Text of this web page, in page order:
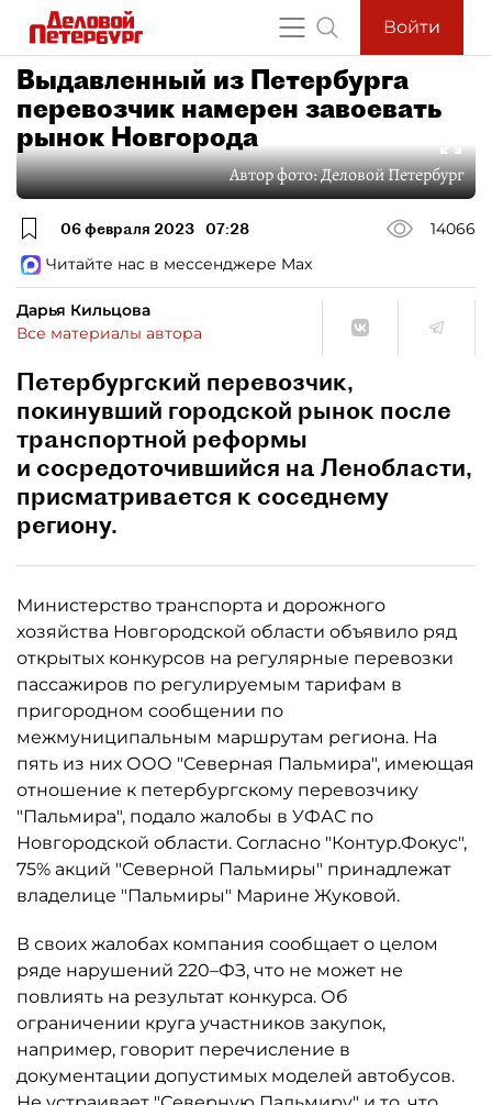
Войти
Выдавленный из Петербурга
перевозчик намерен завоевать
рынок Новгорода
Автор фото:Деловой Петербург
06 февраля 2023 07:28
14066
Читайте нас в мессенджере Max
Дарья Кильцова
Все материалы автора
Петербургский перевозчик,
покинувший городской рынок после
транспортной реформы
и сосредоточившийся на Ленобласти,
присматривается к соседнему
региону.
Министерство транспорта и дорожного
хозяйства Новгородской области объявило ряд
открытых конкурсов на регулярные перевозки
пассажиров по регулируемым тарифам в
пригородном сообщении по
межмуниципальным маршрутам региона. На
пять из них ООО "Северная Пальмира", имеющая
отношение к петербургскому перевозчику
"Пальмира", подало жалобы в УФАС по
Новгородской области. Согласно "Контур.Фокус",
75% акций "Северной Пальмиры" принадлежат
владелице "Пальмиры" Марине Жуковой.
В своих жалобах компания сообщает о целом
ряде нарушений 220–ФЗ, что не может не
повлиять на результат конкурса. Об
ограничении круга участников закупок,
например, говорит перечисление в
документации допустимых моделей автобусов.